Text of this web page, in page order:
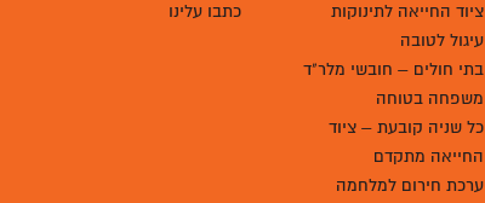
ציוד החייאה לתינוקות
עיגול לטובה
בתי חולים – חובשי מלר"ד
משפחה בטוחה
כל שניה קובעת – ציוד
החייאה מתקדם
ערכת חירום למלחמה
כתבו עלינו